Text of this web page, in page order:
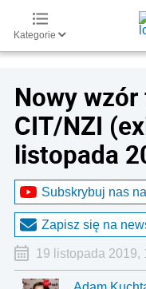
Kategorie
Nowy
CIT/NZI
listopada
Subskrybuj nas
Zapisz się na
19 listopada 2019,